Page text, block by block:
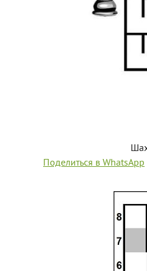
Поделиться в WhatsApp